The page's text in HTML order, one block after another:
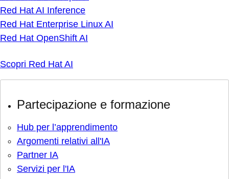
Red Hat AI Inference
Red Hat Enterprise Linux AI
Red Hat OpenShift AI
Scopri Red Hat AI
Partecipazione e formazione
Hub per l’apprendimento
Argomenti relativi all'IA
Partner IA
Servizi per l'IA